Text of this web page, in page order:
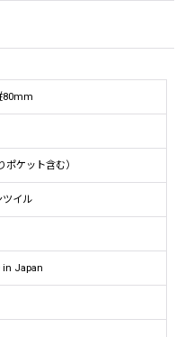
80mm
ポケット含む）
ツイル
in Japan